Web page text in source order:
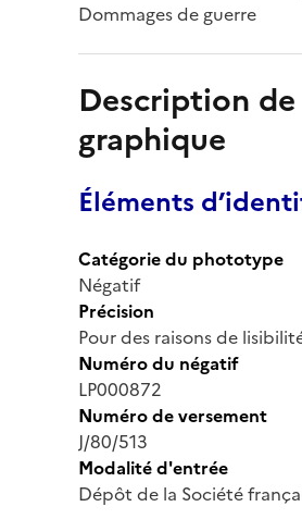
Dommages de guerre
Description
graphique
Éléments
Catégorie du phototype
Négatif
Précision
Pour des raisons de
Numéro du négatif
LP000872
Numéro de versement
J/80/513
Modalité d'entrée
Dépôt de la Société